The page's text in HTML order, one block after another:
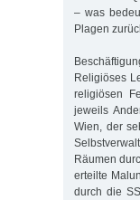
– was
Plagen
Religiöses
religiösen
jeweils
Wien, der
Räumen
erteilte
durch die